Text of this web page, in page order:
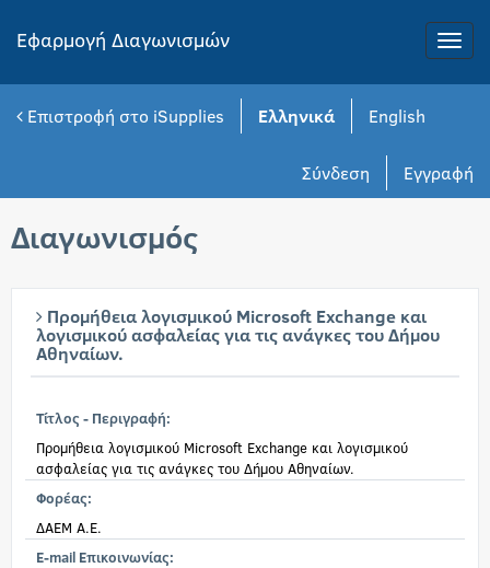
Toggle
Εφαρμογή Διαγωνισμών
Επιστροφή στο iSupplies Ελληνικά English
Εγγραφή
Σύνδεση
Διαγωνισμός
Προμήθεια λογισμικού Microsoft Exchange και
λογισμικού ασφαλείας για τις ανάγκες του Δήμου
Αθηναίων.
Τίτλος - Περιγραφή:
Προμήθεια λογισμικού Microsoft Exchange και λογισμικού
ασφαλείας για τις ανάγκες του Δήμου Αθηναίων.
Φορέας:
ΔΑΕΜ Α.Ε.
E-mail Επικοινωνίας: